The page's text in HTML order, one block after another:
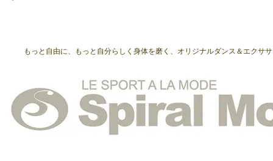
もっと自由に、もっと自分らしく身体を磨く、オリジナルダンス＆エクサ